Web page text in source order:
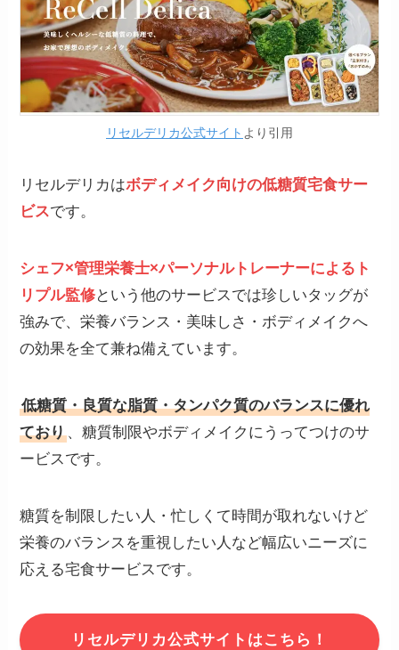
リセルデリカ公式サイト より引用
リセルデリカはボディメイク向けの低糖質宅食サー
ビスです。
シェフ×管理栄養士×パーソナルトレーナーによるト
リプル監修という他のサービスでは珍しいタッグが
強みで、栄養バランス・美味しさ・ボディメイクへ
の効果を全て兼ね備えています。
低糖質・良質な脂質・タンパク質のバランスに優れ
ており、糖質制限やボディメイクにうってつけのサ
ービスです。
糖質を制限したい人・忙しくて時間が取れないけど
栄養のバランスを重視したい人など幅広いニーズに
応える宅食サービスです。
リセルデリカ公式サイトはこちら！